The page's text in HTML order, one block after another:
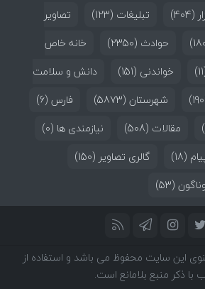
(404) تبلیغات (123)
تصاویر
حوادث (2350)
خانه خاص
خواندنی (151)
دانش و سلامت
شهرستان (5873) فارس (6)
مقالات (508) نیازمندی ها (0)
(18) گالری تصاویر (150)
(53)
این سایت محفوظ می باشد و استفاده از
با ذکر منبع بلامانع است.